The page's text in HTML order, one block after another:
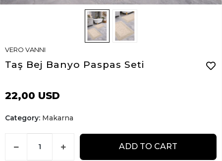
VERO VANNI
Taş Bej Banyo Paspas Seti
22,00 USD
Category: Makarna
ADD TO CART